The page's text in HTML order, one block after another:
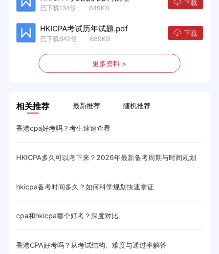
已下载134份 849KB
下载
HKICPA考试历年试题.pdf
已下载642份 689KB
下载
更多资料 >
相关推荐 最新推荐 随机推荐
香港cpa好考吗？考生速速查看
HKICPA多久可以考下来？2026年最新备考周期与时间规划
hkicpa备考时间多久？如何科学规划快速拿证
cpa和hkicpa哪个好考？深度对比
香港CPA好考吗？从考试结构、难度与通过率解答